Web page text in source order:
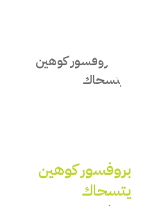
بروفسور كوهين
يتسحاك